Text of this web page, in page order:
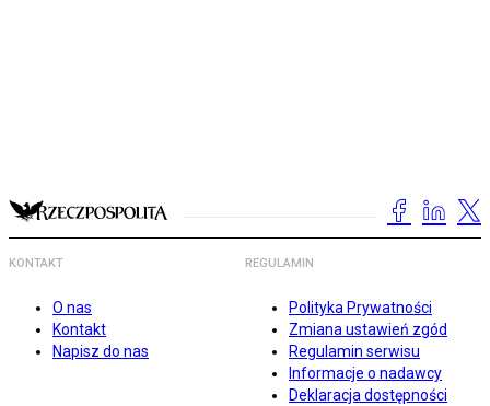
KONTAKT
O nas
Kontakt
Napisz do nas
REGULAMIN
Polityka Prywatności
Zmiana ustawień zgód
Regulamin serwisu
Informacje o nadawcy
Deklaracja dostępności